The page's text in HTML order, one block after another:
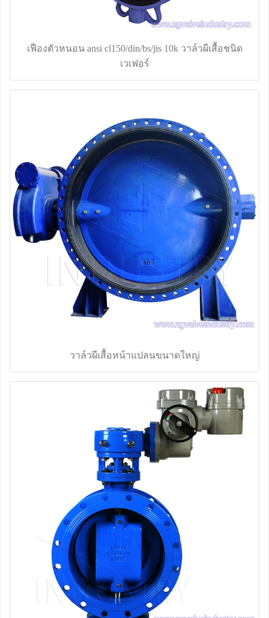
เฟืองตัวหนอน ansi cl150/din/bs/jis 10k วาล์วผีเสื้อชนิด
เวเฟอร์
วาล์วผีเสื้อหน้าแปลนขนาดใหญ่